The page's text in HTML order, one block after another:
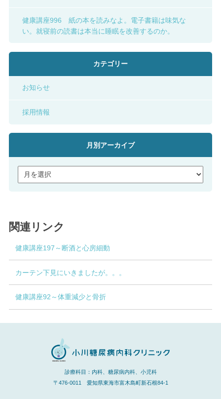
健康講座996 紙の本を読みなよ。電子書籍は味気な
い。就寝前の読書は本当に睡眠を改善するのか。
カテゴリー
お知らせ
採用情報
月別アーカイブ
関連リンク
健康講座197～断酒と心房細動
カーテン下見にいきましたが。。。
健康講座92～体重減少と骨折
診療科目：内科、糖尿病内科、小児科
〒476-0011 愛知県東海市富木島町新石根84-1